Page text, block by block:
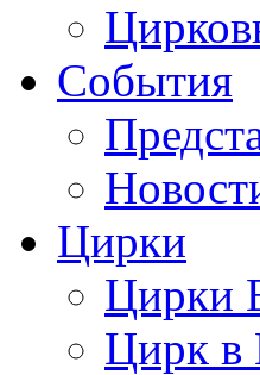
События
Цирки
Цирки
Цирк в